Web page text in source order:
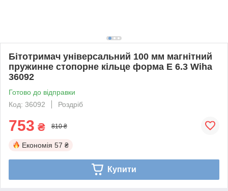
Бітотримач універсальний 100 мм магнітний
пружинне стопорне кільце форма E 6.3 Wiha
36092
Готово до відправки
Код: 36092
Роздріб
753 ₴ 810 ₴
Економія 57 ₴
Купити